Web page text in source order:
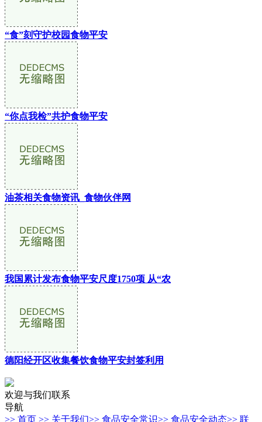
“食”刻守护校园食物平安
“你点我检”共护食物平安
油茶相关食物资讯_食物伙伴网
我国累计发布食物平安尺度1750项 从“农
德阳经开区收集餐饮食物平安封签利用
欢迎与我们联系
导航
>> 首页 >> 关于我们>> 食品安全常识>> 食品安全动态>> 联